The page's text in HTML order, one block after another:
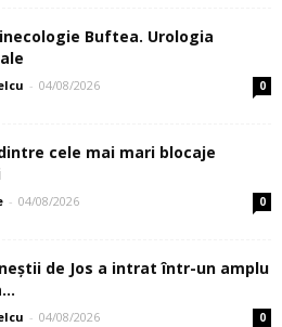
Buftea. Urologia
- 04/08/2026 0
cele mai mari blocaje
- 04/08/2026 0
de Jos a intrat într-un amplu
- 04/08/2026 0